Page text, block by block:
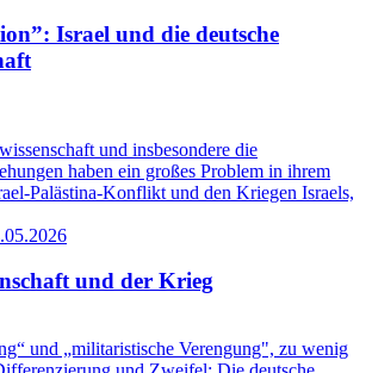
Israel und die deutsche
und insbesondere die
haben ein großes Problem in ihrem
Palästina-Konflikt und den Kriegen Israels,
und der Krieg
und „militaristische Verengung", zu wenig